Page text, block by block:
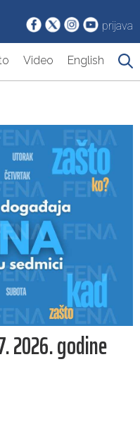
prijava
Video English
2026. godine